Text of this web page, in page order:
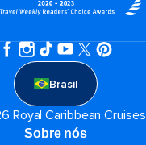
Brasil
Royal Caribbean Cruises
Sobre nós